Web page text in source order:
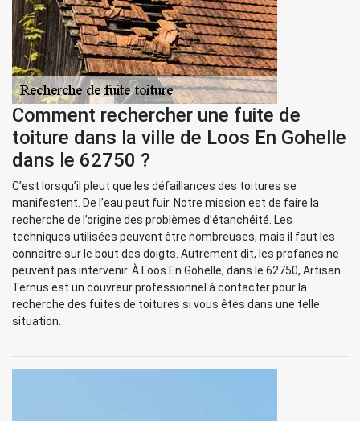
Comment rechercher une fuite de
toiture dans la ville de Loos En Gohelle
dans le 62750 ?
C’est lorsqu’il pleut que les défaillances des toitures se
manifestent. De l’eau peut fuir. Notre mission est de faire la
recherche de l’origine des problèmes d’étanchéité. Les
techniques utilisées peuvent être nombreuses, mais il faut les
connaitre sur le bout des doigts. Autrement dit, les profanes ne
peuvent pas intervenir. À Loos En Gohelle, dans le 62750, Artisan
Ternus est un couvreur professionnel à contacter pour la
recherche des fuites de toitures si vous êtes dans une telle
situation.